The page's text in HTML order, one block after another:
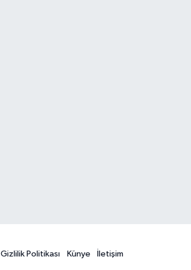
Gizlilik Politikası Künye İletişim